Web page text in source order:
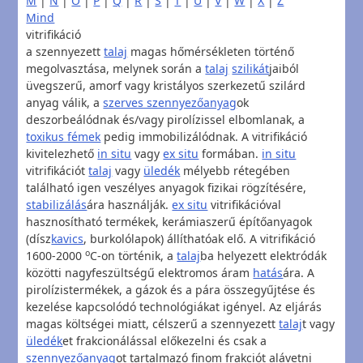
Mind
vitrifikáció
a szennyezetttalaj magas hőmérsékleten történő
megolvasztása, melynek során atalaj szilikátjaiból
üvegszerű, amorf vagy kristályos szerkezetű szilárd
anyag válik, aszerves szennyezőanyagok
deszorbeálódnak és/vagy pirolízissel elbomlanak, a
toxikus fémek pedig immobilizálódnak. A vitrifikáció
kivitelezhető in situ vagyex situ formában. in situ
vitrifikációttalaj vagy üledék mélyebb rétegében
található igen veszélyes anyagok fizikai rögzítésére,
stabilizálására használják.ex situ vitrifikációval
hasznosítható termékek, kerámiaszerű építőanyagok
(díszkavics, burkolólapok) állíthatóak elő. A vitrifikáció
1600-2000oC-on történik, atalajba helyezett elektródák
közötti nagyfeszültségű elektromos áram hatására. A
pirolízistermékek, a gázok és a pára összegyűjtése és
kezelése kapcsolódó technológiákat igényel. Az eljárás
magas költségei miatt, célszerű a szennyezetttalajt vagy
üledéket frakcionálással előkezelni és csak a
szennyezőanyagot tartalmazó finom frakciót alávetni